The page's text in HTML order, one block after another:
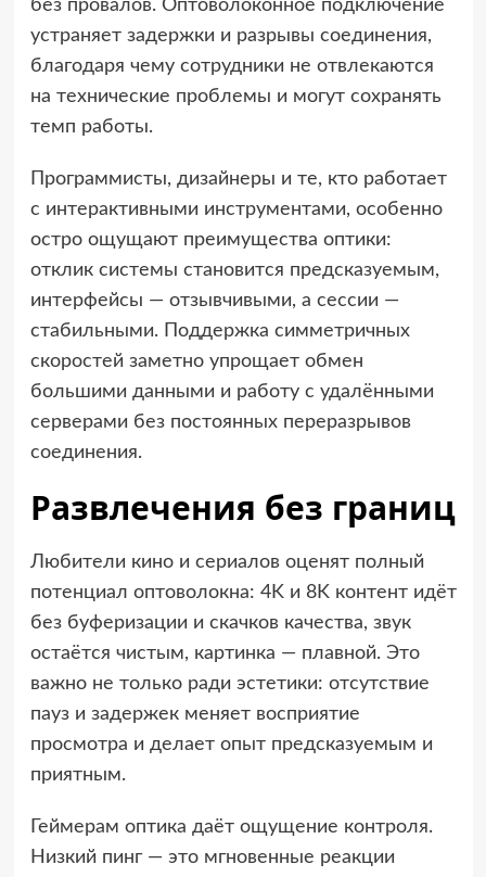
без провалов. Оптоволоконное подключение
устраняет задержки и разрывы соединения,
благодаря чему сотрудники не отвлекаются
на технические проблемы и могут сохранять
темп работы.
Программисты, дизайнеры и те, кто работает
с интерактивными инструментами, особенно
остро ощущают преимущества оптики:
отклик системы становится предсказуемым,
интерфейсы — отзывчивыми, а сессии —
стабильными. Поддержка симметричных
скоростей заметно упрощает обмен
большими данными и работу с удалёнными
серверами без постоянных переразрывов
соединения.
Развлечения без границ
Любители кино и сериалов оценят полный
потенциал оптоволокна: 4K и 8K контент идёт
без буферизации и скачков качества, звук
остаётся чистым, картинка — плавной. Это
важно не только ради эстетики: отсутствие
пауз и задержек меняет восприятие
просмотра и делает опыт предсказуемым и
приятным.
Геймерам оптика даёт ощущение контроля.
Низкий пинг — это мгновенные реакции